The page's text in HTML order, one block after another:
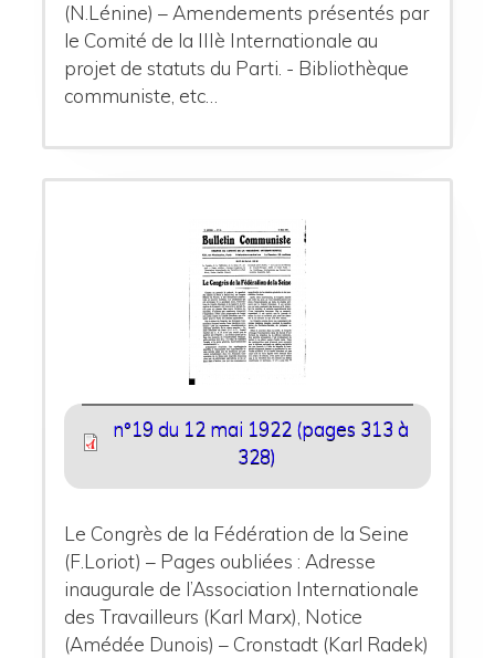
(N.Lénine) – Amendements présentés par
le Comité de la IIIè Internationale au
projet de statuts du Parti. - Bibliothèque
communiste, etc…
n°19 du 12 mai 1922 (pages 313 à
328)
Le Congrès de la Fédération de la Seine
(F.Loriot) – Pages oubliées : Adresse
inaugurale de l’Association Internationale
des Travailleurs (Karl Marx), Notice
(Amédée Dunois) – Cronstadt (Karl Radek)